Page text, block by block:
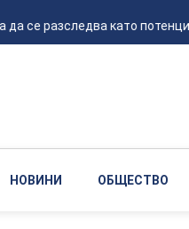
разследва като
НОВИНИ ОБЩЕСТВО